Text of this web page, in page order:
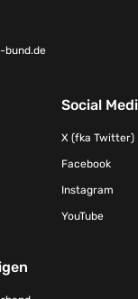
bund.de
Social
X (fka Twitter)
Facebook
Instagram
YouTube